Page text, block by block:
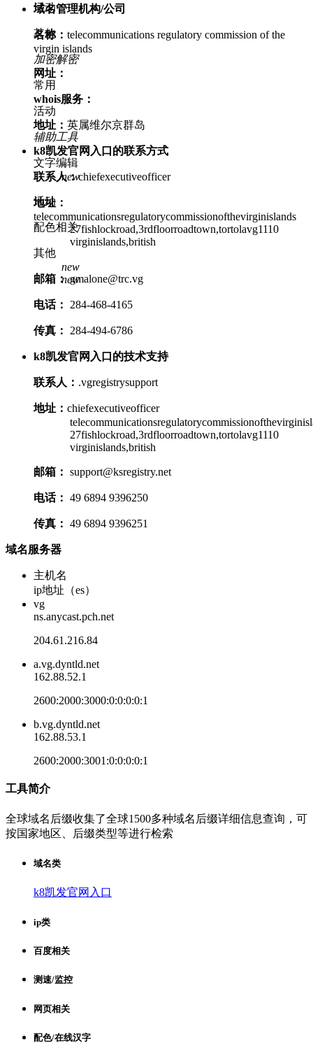
活动
其他
加密解密
常用
活动
辅助工具
文字编辑
new
活动
配色相关
其他
new
new
域名管理机构/公司
名称： telecommunications regulatory commission of the
virgin islands
网址：
whois服务：
地址： 英属维尔京群岛
k8凯发官网入口的联系方式
联系人：chiefexecutiveofficer
地址：
telecommunicationsregulatorycommissionofthevirginislands
27fishlockroad,3rdfloorroadtown,tortolavg1110
virginislands,british
邮箱： gmalone@trc.vg
电话： 284-468-4165
传真： 284-494-6786
k8凯发官网入口的技术支持
联系人： .vgregistrysupport
地址： chiefexecutiveofficer
27fishlockroad,3rdfloorroadtown,tortolavg1110
virginislands,british
邮箱： support@ksregistry.net
电话： 49 6894 9396250
传真： 49 6894 9396251
域名服务器
主机名
ip地址（es）
vg
ns.anycast.pch.net
204.61.216.84
a.vg.dyntld.net
162.88.52.1
2600:2000:3000:0:0:0:0:1
b.vg.dyntld.net
162.88.53.1
2600:2000:3001:0:0:0:0:1
工具简介
全球域名后缀收集了全球1500多种域名后缀详细信息查询，可
按国家地区、后缀类型等进行检索
域名类
k8凯发官网入口
ip类
百度相关
测速/监控
网页相关
配色/在线汉字